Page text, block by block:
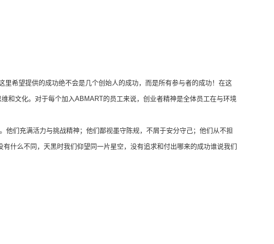
希望提供的成功绝不会是几个创始人的成功，而是所有参与者的成功！在这
和文化。对于每个加入ABMART的员工来说，创业者精神是全体员工在与环境
们充满活力与挑战精神；他们鄙视墨守陈规，不屑于安分守己；他们从不担
什么不同，天黑时我们仰望同一片星空，没有追求和付出哪来的成功谁说我们